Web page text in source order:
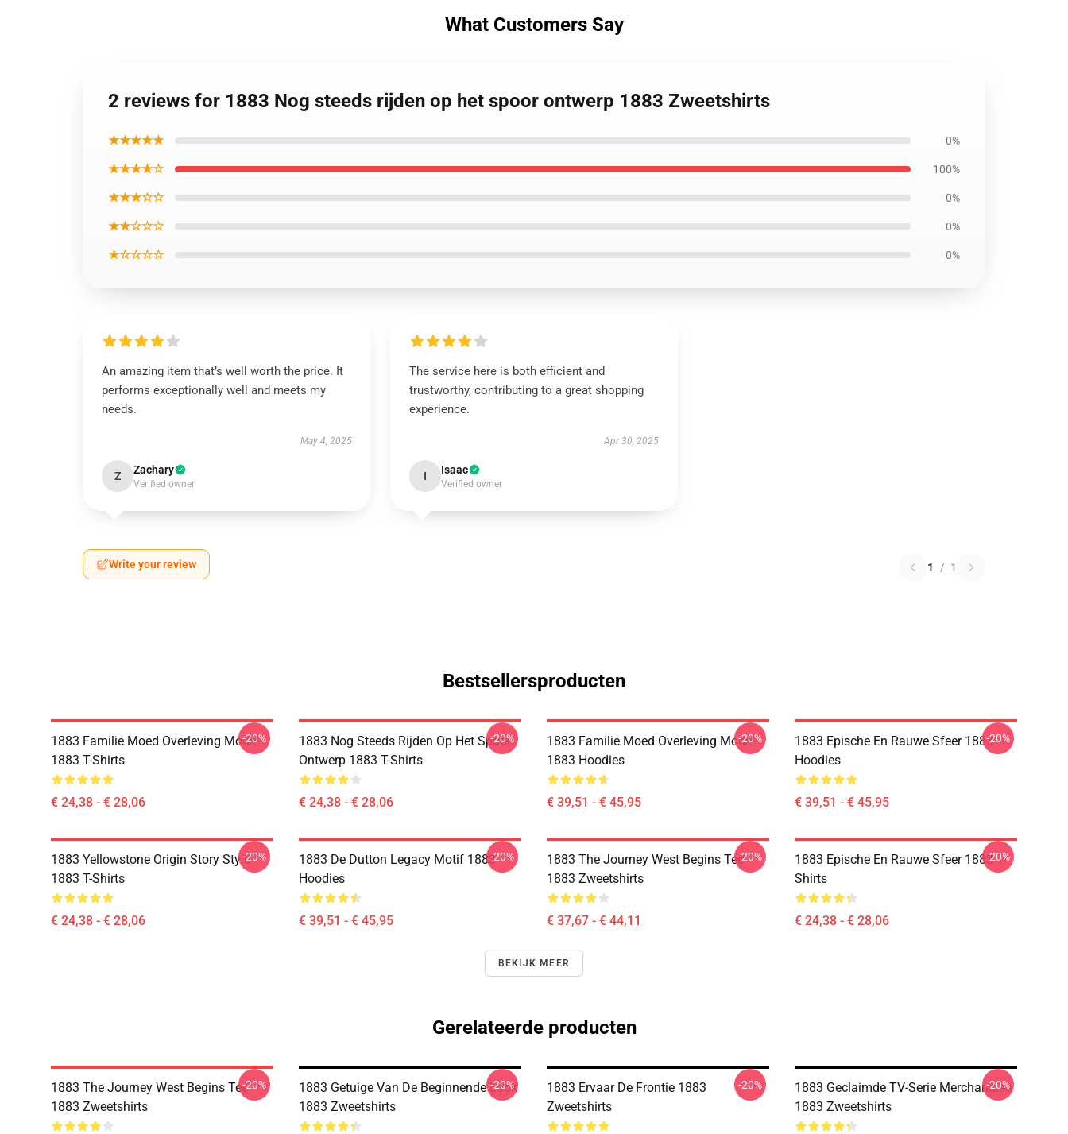
What Customers Say
2 reviews for 1883 Nog steeds rijden op het spoor ontwerp 1883 Zweetshirts
★★★★★ 0%
★★★★☆ 100%
★★★☆☆ 0%
★★☆☆☆ 0%
★☆☆☆☆ 0%
An amazing item that’s well worth the price. It
performs exceptionally well and meets my
needs.
May 4, 2025
Z Zachary
Verified owner
The service here is both efficient and
trustworthy, contributing to a great shopping
experience.
Apr 30, 2025
I Isaac
Verified owner
Write your review 1 / 1
Bestsellersproducten
1883 Familie Moed Overleving Mode
1883 T-Shirts
€ 24,38 - € 28,06
-20%
1883 Nog Steeds Rijden Op Het Spoor
Ontwerp 1883 T-Shirts
€ 24,38 - € 28,06
-20%
1883 Familie Moed Overleving Mode
1883 Hoodies
€ 39,51 - € 45,95
-20%
1883 Epische En Rauwe Sfeer 1883
Hoodies
€ 39,51 - € 45,95
-20%
1883 Yellowstone Origin Story Style
1883 T-Shirts
€ 24,38 - € 28,06
-20%
1883 De Dutton Legacy Motif 1883
Hoodies
€ 39,51 - € 45,95
-20%
1883 The Journey West Begins Tee
1883 Zweetshirts
€ 37,67 - € 44,11
-20%
1883 Epische En Rauwe Sfeer 1883 T-
Shirts
€ 24,38 - € 28,06
-20%
BEKIJK MEER
Gerelateerde producten
1883 The Journey West Begins Tee
1883 Zweetshirts
-20%
1883 Getuige Van De Beginnende Look
1883 Zweetshirts
-20%
1883 Ervaar De Frontie 1883
Zweetshirts
-20%
1883 Geclaimde TV-Serie Merchandise
1883 Zweetshirts
-20%